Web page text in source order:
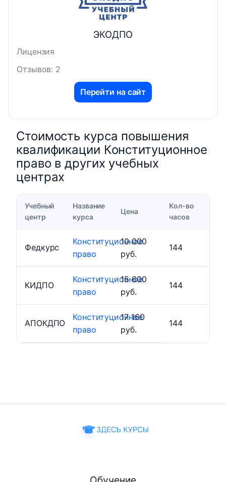
ЭКОДПО
Лицензия
Отзывов: 2
Перейти на сайт
Стоимость курса повышения
квалификации Конституционное
право в других учебных
центрах
Учебный
центр
Название
курса
Цена
Кол-во
часов
Федкурс
Конституционное
право
10 000
руб.
144
КИДПО
Конституционное
право
15 600
руб.
144
АПОКДПО
Конституционное
право
17 160
руб.
144